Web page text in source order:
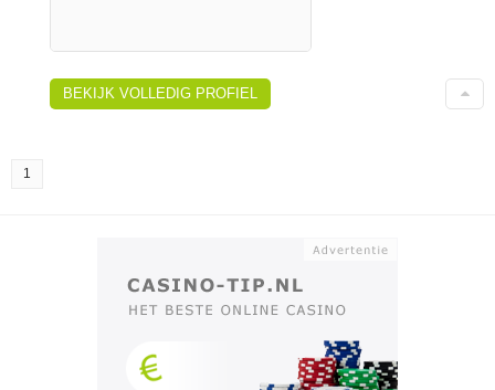
BEKIJK VOLLEDIG PROFIEL
1